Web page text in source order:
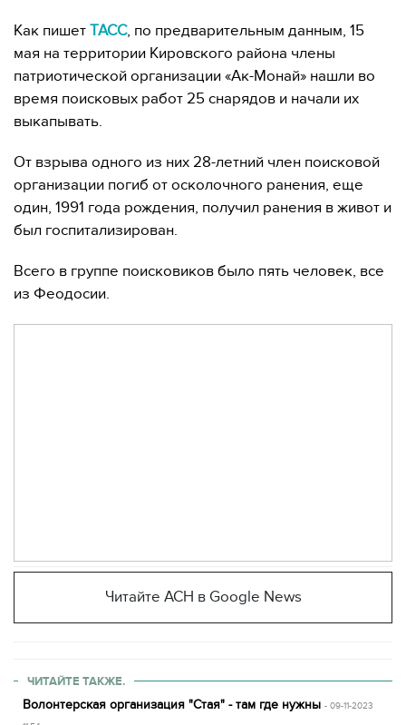
Как пишет ТАСС, по предварительным данным, 15
мая на территории Кировского района члены
патриотической организации «Ак-Монай» нашли во
время поисковых работ 25 снарядов и начали их
выкапывать.
От взрыва одного из них 28-летний член поисковой
организации погиб от осколочного ранения, еще
один, 1991 года рождения, получил ранения в живот и
был госпитализирован.
Всего в группе поисковиков было пять человек, все
из Феодосии.
Читайте АСН в Google News
ЧИТАЙТЕ ТАКЖЕ.
Волонтерская организация "Стая" - там где нужны - 09-11-2023